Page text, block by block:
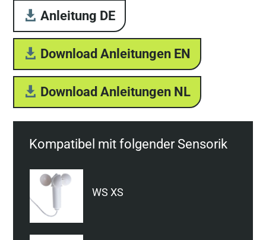
Anleitung DE
Download Anleitungen EN
Download Anleitungen NL
Kompatibel mit folgender Sensorik
WS XS